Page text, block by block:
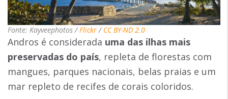
Fonte: Kayveephotos /Flickr/ CC BY-ND 2.0
Andros é considerada uma das ilhas mais
preservadas do país, repleta de florestas com
mangues, parques nacionais, belas praias e um
mar repleto de recifes de corais coloridos.